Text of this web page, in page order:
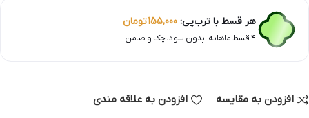
هر قسط با ترب‌پی: 155,000تومان
۴ قسط ماهانه. بدون سود، چک و ضامن.
افزودن به مقایسه افزودن به علاقه مندی